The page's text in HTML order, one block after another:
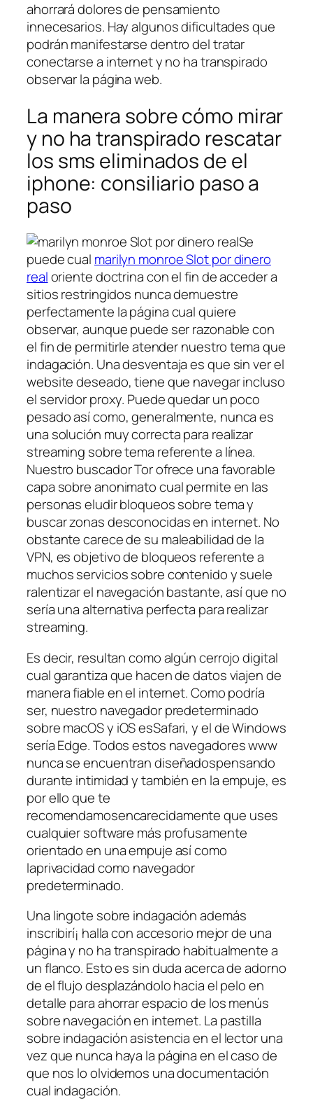
ahorrará dolores de pensamiento
innecesarios. Hay algunos dificultades que
podrán manifestarse dentro del tratar
conectarse a internet⁣ y no ha transpirado
observar la página web.
La manera sobre cómo mirar
y no ha transpirado rescatar
los sms eliminados de el
iphone: consiliario paso a
paso
Se
puede cual marilyn monroe Slot por dinero
realoriente doctrina con el fin de acceder a
sitios restringidos nunca demuestre
perfectamente la página cual quiere
observar, aunque puede ser razonable con
el fin de permitirle atender nuestro tema que
indagación. Una desventaja es que sin ver el
website deseado, tiene que navegar incluso
el servidor proxy. Puede quedar un poco
pesado así­ como, generalmente, nunca es
una solución muy correcta para realizar
streaming sobre tema referente a línea.
Nuestro buscador Tor ofrece una favorable
capa sobre anonimato cual permite en las
personas eludir bloqueos sobre tema y
buscar zonas desconocidas en internet. No
obstante carece de su maleabilidad de la
VPN, es objetivo de bloqueos referente a
muchos servicios sobre contenido y suele
ralentizar el navegación bastante, así que no
serí­a una alternativa perfecta para realizar
streaming.
Es decir, resultan como algún cerrojo digital
cual garantiza que hacen de datos viajen de
manera fiable en el internet. Como podrí­a
ser, nuestro navegador predeterminado
sobre macOS y iOS esSafari, y el de Windows
serí­a Edge. Todos estos navegadores www
nunca se encuentran diseñadospensando
durante intimidad y también en la empuje, es
por ello que te
recomendamosencarecidamente que uses
cualquier software más profusamente
orientado en una empuje así­ como
laprivacidad como navegador
predeterminado.
Una lingote sobre indagación además
inscribirí¡ halla con accesorio mejor de una
página y no ha transpirado habitualmente a
un flanco. Esto es sin duda acerca de adorno
de el flujo desplazándolo hacia el pelo en
detalle para ahorrar espacio de los menús
sobre navegación en internet. La pastilla
sobre indagación asistencia en el lector una
vez que nunca haya la página en el caso de
que nos lo olvidemos una documentación
cual indagación.